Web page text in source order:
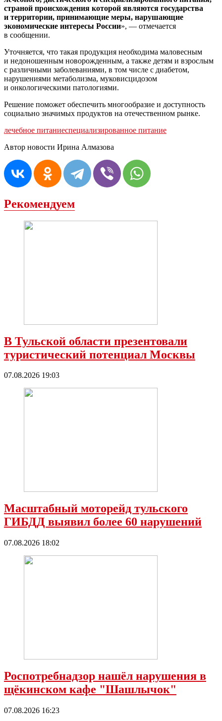
страной происхождения которой являются государства
и территории, принимающие меры, нарушающие
экономические интересы России», — отмечается
в сообщении.
Уточняется, что такая продукция необходима маловесным
и недоношенным новорожденным, а также детям и взрослым
с различными заболеваниями, в том числе с диабетом,
нарушениями метаболизма, муковисцидозом
и онкологическими патологиями.
Решение поможет обеспечить многообразие и доступность
социально значимых продуктов на отечественном рынке.
лечебное питаниеспециализированное питание
Автор новости Ирина Алмазова
Рекомендуем
В Тульской области презентовали
туристический потенциал Москвы
07.08.2026 19:03
Масштабный моторейд тульского
ГИБДД выявил более 60 нарушений
07.08.2026 18:02
Роспотребнадзор нашёл нарушения в
щёкинском кафе "Шашлычок"
07.08.2026 16:23